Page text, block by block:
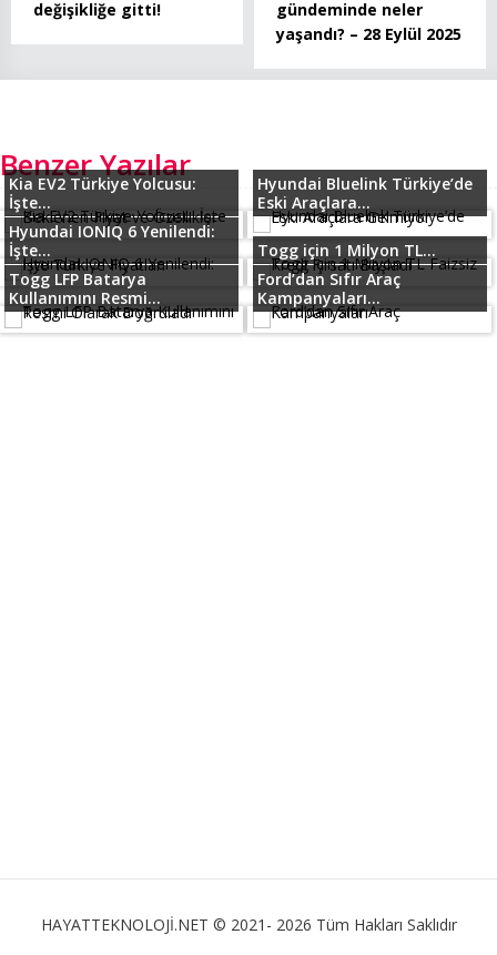
değişikliğe gitti!
gündeminde neler
yaşandı? – 28 Eylül 2025
Benzer Yazılar
Kia EV2 Türkiye Yolcusu:
İşte...
Hyundai Bluelink Türkiye’de
Eski Araçlara...
Hyundai IONIQ 6 Yenilendi:
İşte...
Togg için 1 Milyon TL...
Togg LFP Batarya
Kullanımını Resmi...
Ford’dan Sıfır Araç
Kampanyaları...
HAYATTEKNOLOJİ.NET © 2021- 2026 Tüm Hakları Saklıdır